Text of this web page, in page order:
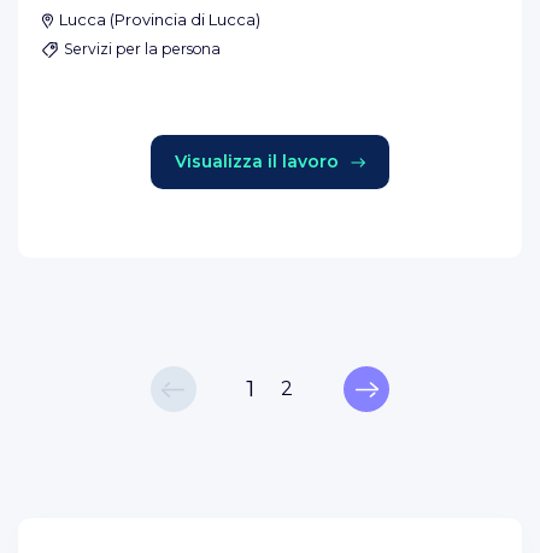
Lucca (Provincia di Lucca)
Servizi per la persona
Visualizza il lavoro
1 2